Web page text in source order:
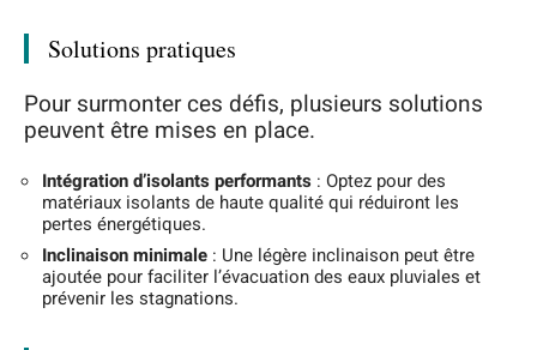
Solutions pratiques
Pour surmonter ces défis, plusieurs solutions
peuvent être mises en place.
Intégration d’isolants performants : Optez pour des
matériaux isolants de haute qualité qui réduiront les
pertes énergétiques.
Inclinaison minimale : Une légère inclinaison peut être
ajoutée pour faciliter l’évacuation des eaux pluviales et
prévenir les stagnations.